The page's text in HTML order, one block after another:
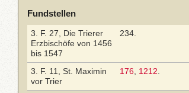
Fundstellen
3. F. 27, Die Trierer
Erzbischöfe von 1456
bis 1547
234.
3. F. 11, St. Maximin
vor Trier
176 1212